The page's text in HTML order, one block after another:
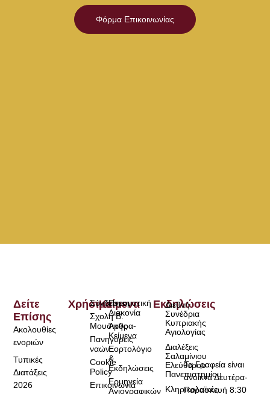
Φόρμα Επικοινωνίας
Τα Γραφεία είναι
ανοικτά Δευτέρα-
Παρασκευή 8:30
Χρήσιμα
Σύνδεσμοι
Σχολή Β.
Μουσικής
Πανηγύρεις
ναών
Cookie
Policy
Επικοινωνία
Κείμενα
Πνευματική
Διακονία
Άρθρα-
Κείμενα
Εορτολόγιο
&
Εκδηλώσεις
Ερμηνεία
Αγιογραφικών
Δείτε
Επίσης
Ακολουθίες
ενοριών
Τυπικές
Διατάξεις
2026
Εκδηλώσεις
Διεθνή
Συνέδρια
Κυπριακής
Αγιολογίας
Διαλέξεις
Σαλαμίνιου
Ελεύθερου
Πανεπιστημίου
Κληρικολαϊκές